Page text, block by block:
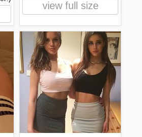
view full size